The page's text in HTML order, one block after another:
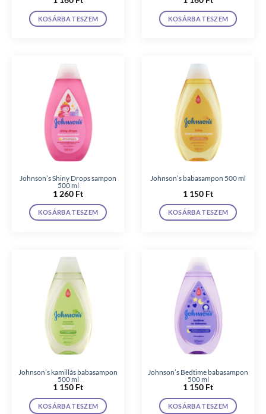
KOSÁRBA TESZEM KOSÁRBA TESZEM
Johnson’s Shiny Drops sampon
500 ml
1 260 Ft
KOSÁRBA TESZEM
Johnson’s babasampon 500 ml
1 150 Ft
KOSÁRBA TESZEM
Johnson’s kamillás babasampon
500 ml
1 150 Ft
KOSÁRBA TESZEM
Johnson’s Bedtime babasampon
500 ml
1 150 Ft
KOSÁRBA TESZEM